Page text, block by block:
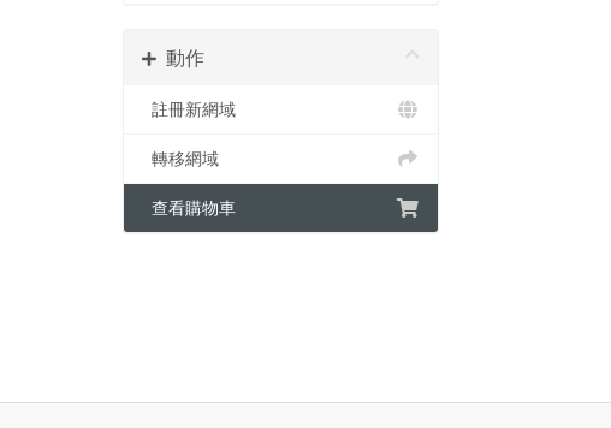
動作
註冊新網域
轉移網域
查看購物車